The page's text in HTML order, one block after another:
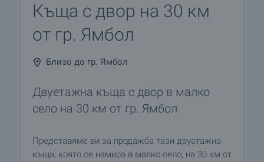
Къща с двор на 30 км
от гр. Ямбол
Близо до гр. Ямбол
Двуетажна къща с двор в малко
село на 30 км от гр. Ямбол
Представяме ви за продажба тази двуетажна
къща, която се намира в малко село, на 30 км от